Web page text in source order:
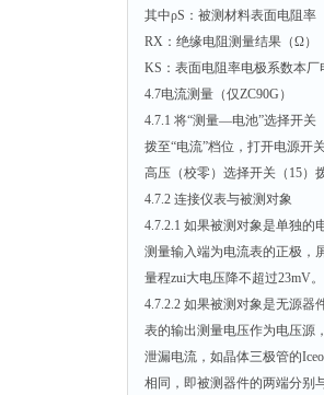
其中ρS：被测材料表面电阻率
RX：绝缘电阻测量结果（Ω）
KS：表面电阻率电极系数本厂
4.7电流测量（仅ZC90G）
4.7.1 将“测量—电池”选择开关
拨至“电流”档位，打开电源开
高压（校零）选择开关（15）
4.7.2 连接仪表与被测对象
4.7.2.1 如果被测对象是单独
测量输入端为电流表的正极，
量程zui大电压降不超过23mV。
4.7.2.2 如果被测对象是无源
表的输出测量电压作为电压源
泄漏电流，如晶体三极管的
相同，即被测器件的两端分别